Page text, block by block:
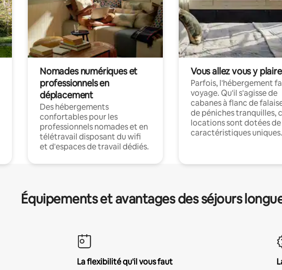
Nomades numériques et
professionnels en
déplacement
Des hébergements
confortables pour les
professionnels nomades et en
télétravail disposant du wifi
et d'espaces de travail dédiés.
Vous allez vous y plaire
Parfois, l'hébergement
voyage. Qu'il s'agisse de
cabanes à flanc de
de péniches tranquilles,
locations sont dotées de
caractéristiques uniques.
Équipements et avantages des séjours
La flexibilité qu'il vous faut